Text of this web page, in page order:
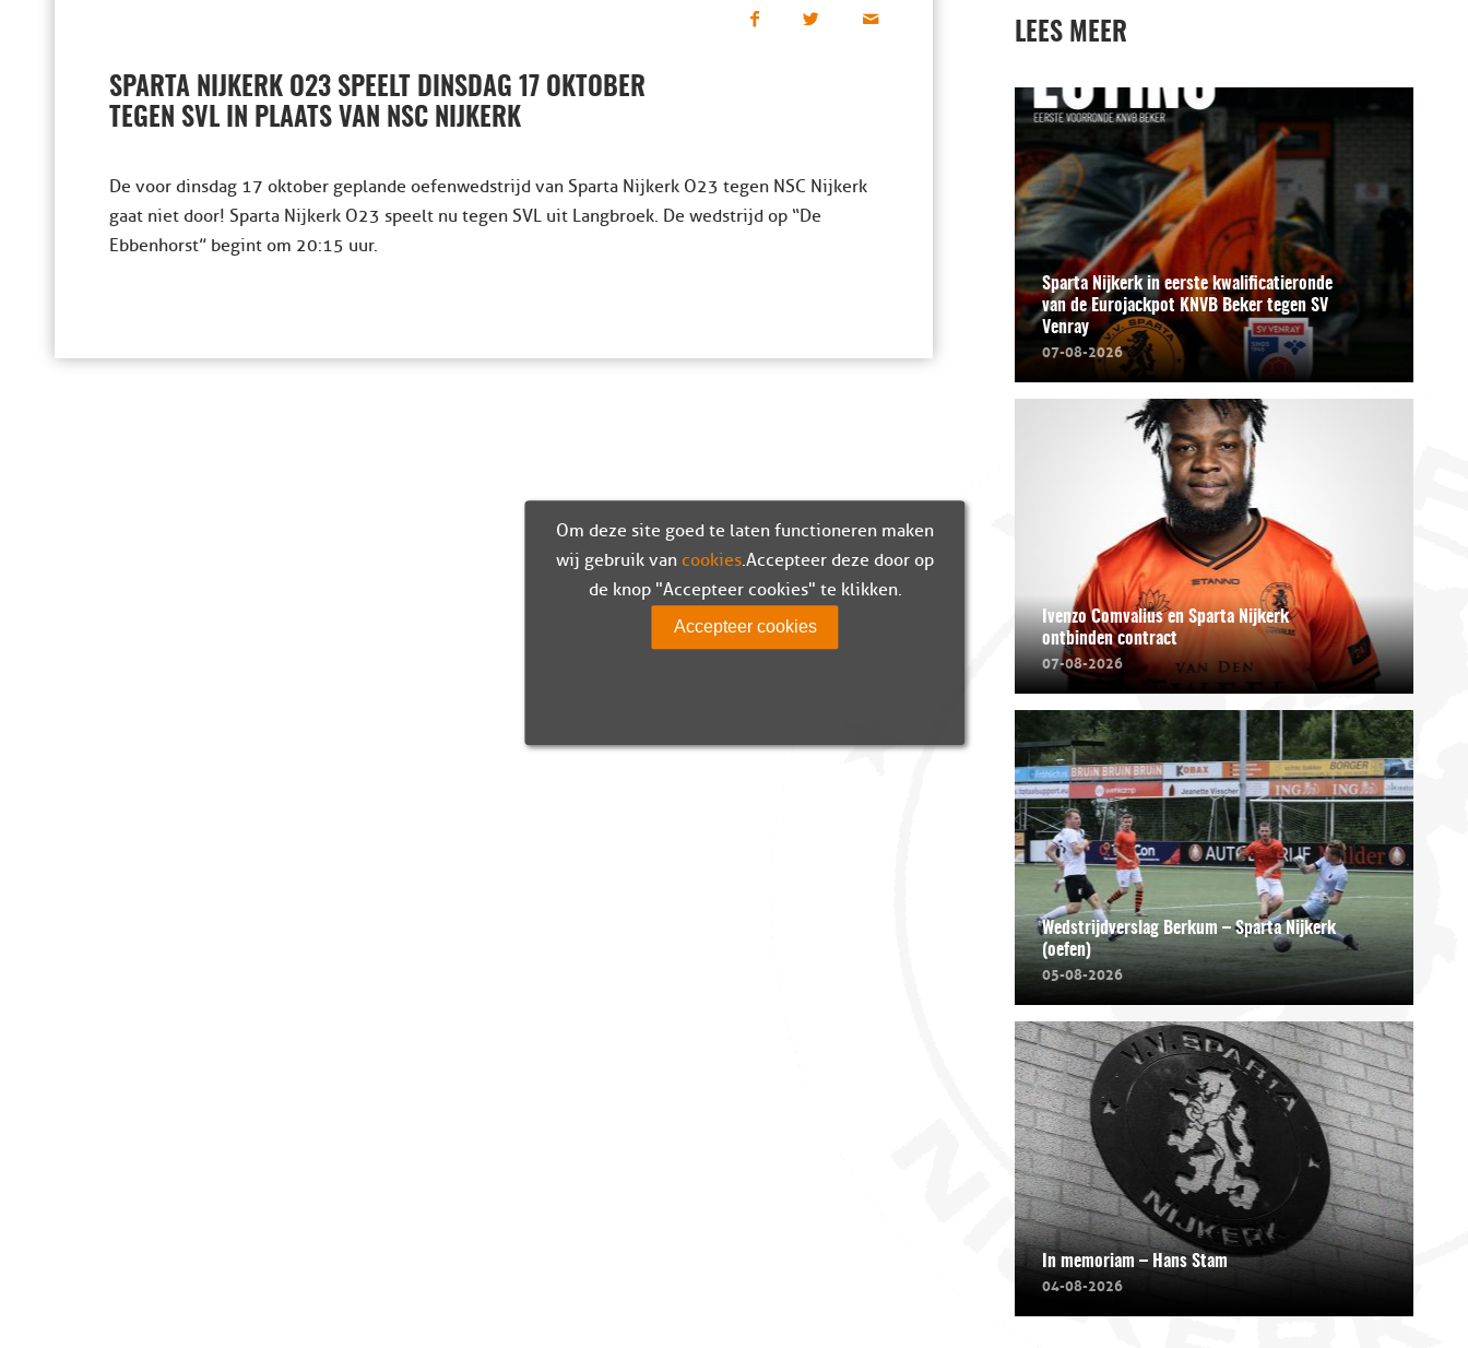
SPARTA NIJKERK O23 SPEELT DINSDAG 17 OKTOBER
TEGEN SVL IN PLAATS VAN NSC NIJKERK
De voor dinsdag 17 oktober geplande oefenwedstrijd van Sparta Nijkerk O23 tegen NSC Nijkerk
gaat niet door! Sparta Nijkerk O23 speelt nu tegen SVL uit Langbroek. De wedstrijd op “De
Ebbenhorst” begint om 20:15 uur.
LEES MEER
Sparta Nijkerk in eerste kwalificatieronde
van de Eurojackpot KNVB Beker tegen SV
Venray
07-08-2026
Ivenzo Comvalius en Sparta Nijkerk
ontbinden contract
07-08-2026
Wedstrijdverslag Berkum – Sparta Nijkerk
(oefen)
05-08-2026
In memoriam – Hans Stam
04-08-2026
Om deze site goed te laten functioneren maken
wij gebruik van cookies. Accepteer deze door op
de knop "Accepteer cookies" te klikken.
Accepteer cookies